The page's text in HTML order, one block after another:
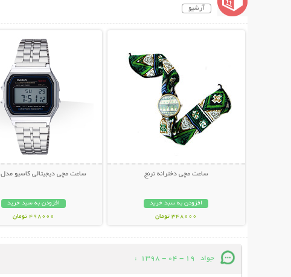
آرشیو
ساعت مچی دخترانه ترنج
افزودن به سبد خرید
348000 تومان
ساعت مچی دیجیتالی کاسیو مدل A159
افزودن به سبد خرید
498000 تومان
جواد 19 - 04 - 1398
: